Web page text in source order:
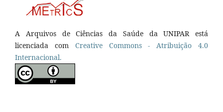
A Arquivos de Ciências da Saúde da UNIPAR está
licenciada com Creative Commons - Atribuição 4.0
Internacional.